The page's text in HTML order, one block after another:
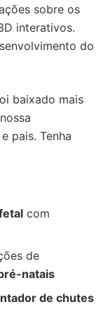
sobre os
interativos.
do
baixado mais
pais. Tenha
com
de
natais
de chutes